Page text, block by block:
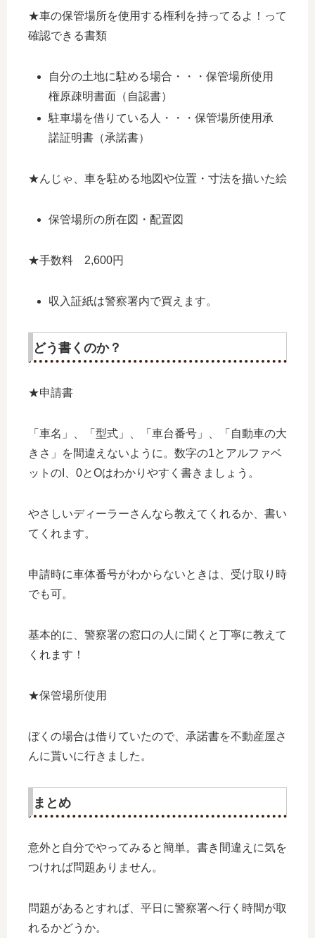
★車の保管場所を使用する権利を持ってるよ！って
確認できる書類
自分の土地に駐める場合・・・保管場所使用
権原疎明書面（自認書）
駐車場を借りている人・・・保管場所使用承
諾証明書（承諾書）
★んじゃ、車を駐める地図や位置・寸法を描いた絵
保管場所の所在図・配置図
★手数料 2,600円
収入証紙は警察署内で買えます。
どう書くのか？
★申請書
「車名」、「型式」、「車台番号」、「自動車の大
きさ」を間違えないように。数字の1とアルファベ
ットのI、0とOはわかりやすく書きましょう。
やさしいディーラーさんなら教えてくれるか、書い
てくれます。
申請時に車体番号がわからないときは、受け取り時
でも可。
基本的に、警察署の窓口の人に聞くと丁寧に教えて
くれます！
★保管場所使用
ぼくの場合は借りていたので、承諾書を不動産屋さ
んに貰いに行きました。
まとめ
意外と自分でやってみると簡単。書き間違えに気を
つければ問題ありません。
問題があるとすれば、平日に警察署へ行く時間が取
れるかどうか。